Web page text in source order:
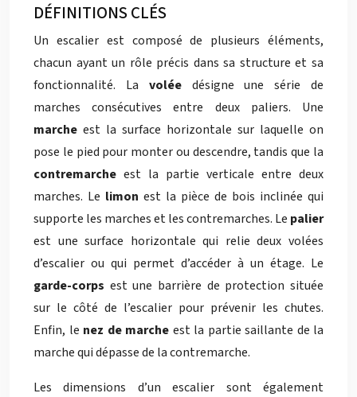
DÉFINITIONS CLÉS
Un escalier est composé de plusieurs éléments,
chacun ayant un rôle précis dans sa structure et sa
fonctionnalité. La volée désigne une série de
marches consécutives entre deux paliers. Une
marche est la surface horizontale sur laquelle on
pose le pied pour monter ou descendre, tandis que la
contremarche est la partie verticale entre deux
marches. Le limon est la pièce de bois inclinée qui
supporte les marches et les contremarches. Le palier
est une surface horizontale qui relie deux volées
d’escalier ou qui permet d’accéder à un étage. Le
garde-corps est une barrière de protection située
sur le côté de l’escalier pour prévenir les chutes.
Enfin, le nez de marche est la partie saillante de la
marche qui dépasse de la contremarche.
Les dimensions d’un escalier sont également